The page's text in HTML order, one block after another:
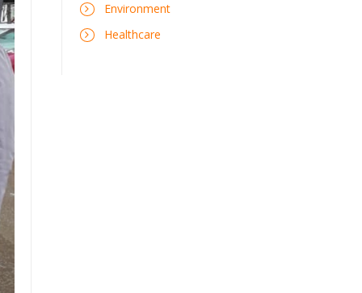
Environment
Healthcare